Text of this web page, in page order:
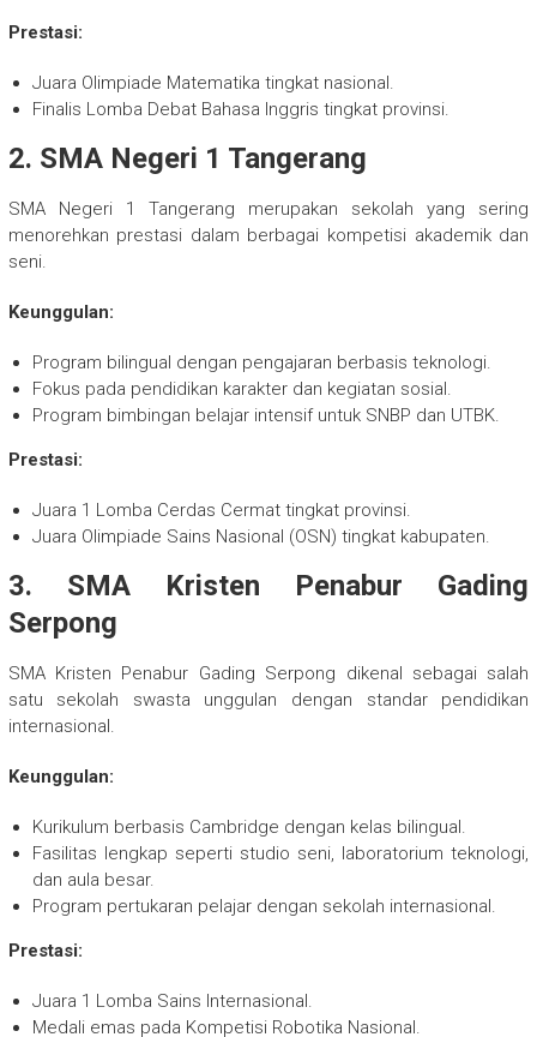
Prestasi:
Juara Olimpiade Matematika tingkat nasional.
Finalis Lomba Debat Bahasa Inggris tingkat provinsi.
2. SMA Negeri 1 Tangerang
SMA Negeri 1 Tangerang merupakan sekolah yang sering
menorehkan prestasi dalam berbagai kompetisi akademik dan
seni.
Keunggulan:
Program bilingual dengan pengajaran berbasis teknologi.
Fokus pada pendidikan karakter dan kegiatan sosial.
Program bimbingan belajar intensif untuk SNBP dan UTBK.
Prestasi:
Juara 1 Lomba Cerdas Cermat tingkat provinsi.
Juara Olimpiade Sains Nasional (OSN) tingkat kabupaten.
3. SMA Kristen Penabur Gading
Serpong
SMA Kristen Penabur Gading Serpong dikenal sebagai salah
satu sekolah swasta unggulan dengan standar pendidikan
internasional.
Keunggulan:
Kurikulum berbasis Cambridge dengan kelas bilingual.
Fasilitas lengkap seperti studio seni, laboratorium teknologi,
dan aula besar.
Program pertukaran pelajar dengan sekolah internasional.
Prestasi:
Juara 1 Lomba Sains Internasional.
Medali emas pada Kompetisi Robotika Nasional.